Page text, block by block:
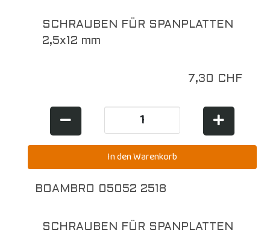
SCHRAUBEN FÜR SPANPLATTEN
2,5x12 mm
7,30 CHF
BOAMBRO 05052 2518
SCHRAUBEN FÜR SPANPLATTEN